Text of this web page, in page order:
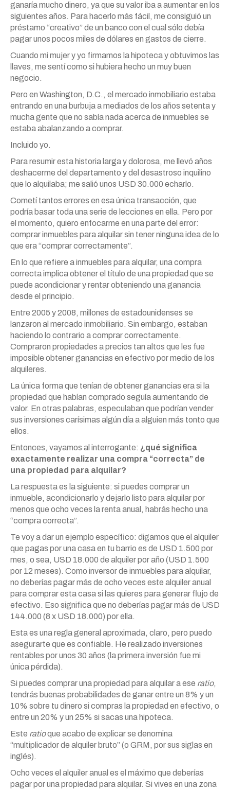
ganaría mucho dinero, ya que su valor iba a aumentar en los
siguientes años. Para hacerlo más fácil, me consiguió un
préstamo “creativo” de un banco con el cual sólo debía
pagar unos pocos miles de dólares en gastos de cierre.
Cuando mi mujer y yo firmamos la hipoteca y obtuvimos las
llaves, me sentí como si hubiera hecho un muy buen
negocio.
Pero en Washington, D.C., el mercado inmobiliario estaba
entrando en una burbuja a mediados de los años setenta y
mucha gente que no sabía nada acerca de inmuebles se
estaba abalanzando a comprar.
Incluido yo.
Para resumir esta historia larga y dolorosa, me llevó años
deshacerme del departamento y del desastroso inquilino
que lo alquilaba; me salió unos USD 30.000 echarlo.
Cometí tantos errores en esa única transacción, que
podría basar toda una serie de lecciones en ella. Pero por
el momento, quiero enfocarme en una parte del error:
comprar inmuebles para alquilar sin tener ninguna idea de lo
que era “comprar correctamente”.
En lo que refiere a inmuebles para alquilar, una compra
correcta implica obtener el título de una propiedad que se
puede acondicionar y rentar obteniendo una ganancia
desde el principio.
Entre 2005 y 2008, millones de estadounidenses se
lanzaron al mercado inmobiliario. Sin embargo, estaban
haciendo lo contrario a comprar correctamente.
Compraron propiedades a precios tan altos que les fue
imposible obtener ganancias en efectivo por medio de los
alquileres.
La única forma que tenían de obtener ganancias era si la
propiedad que habían comprado seguía aumentando de
valor. En otras palabras, especulaban que podrían vender
sus inversiones carísimas algún día a alguien más tonto que
ellos.
Entonces, vayamos al interrogante: ¿qué significa
exactamente realizar una compra “correcta” de
una propiedad para alquilar?
La respuesta es la siguiente: si puedes comprar un
inmueble, acondicionarlo y dejarlo listo para alquilar por
menos que ocho veces la renta anual, habrás hecho una
“compra correcta”.
Te voy a dar un ejemplo específico: digamos que el alquiler
que pagas por una casa en tu barrio es de USD 1.500 por
mes, o sea, USD 18.000 de alquiler por año (USD 1.500
por 12 meses). Como inversor de inmuebles para alquilar,
no deberías pagar más de ocho veces este alquiler anual
para comprar esta casa si las quieres para generar flujo de
efectivo. Eso significa que no deberías pagar más de USD
144.000 (8 x USD 18.000) por ella.
Esta es una regla general aproximada, claro, pero puedo
asegurarte que es confiable. He realizado inversiones
rentables por unos 30 años (la primera inversión fue mi
única pérdida).
Si puedes comprar una propiedad para alquilar a ese ratio,
tendrás buenas probabilidades de ganar entre un 8% y un
10% sobre tu dinero si compras la propiedad en efectivo, o
entre un 20% y un 25% si sacas una hipoteca.
Este ratioque acabo de explicar se denomina
“multiplicador de alquiler bruto” (o GRM, por sus siglas en
inglés).
Ocho veces el alquiler anual es el máximo que deberías
pagar por una propiedad para alquilar. Si vives en una zona